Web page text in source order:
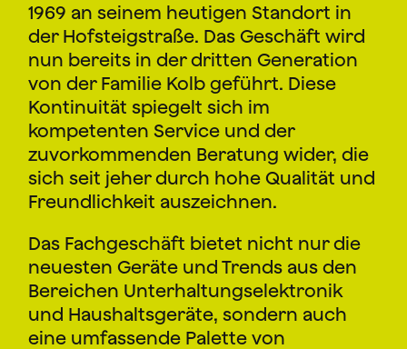
1969 an seinem heutigen Standort in
der Hofsteigstraße. Das Geschäft wird
nun bereits in der dritten Generation
von der Familie Kolb geführt. Diese
Kontinuität spiegelt sich im
kompetenten Service und der
zuvorkommenden Beratung wider, die
sich seit jeher durch hohe Qualität und
Freundlichkeit auszeichnen.
Das Fachgeschäft bietet nicht nur die
neuesten Geräte und Trends aus den
Bereichen Unterhaltungselektronik
und Haushaltsgeräte, sondern auch
eine umfassende Palette von